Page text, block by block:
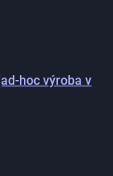
hoc výroba v